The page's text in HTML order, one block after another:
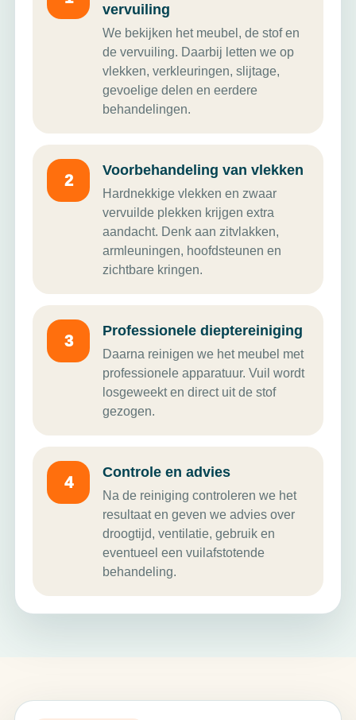
vervuiling
We bekijken het meubel, de stof en
de vervuiling. Daarbij letten we op
vlekken, verkleuringen, slijtage,
gevoelige delen en eerdere
behandelingen.
Voorbehandeling van vlekken
Hardnekkige vlekken en zwaar
vervuilde plekken krijgen extra
aandacht. Denk aan zitvlakken,
armleuningen, hoofdsteunen en
zichtbare kringen.
Professionele dieptereiniging
Daarna reinigen we het meubel met
professionele apparatuur. Vuil wordt
losgeweekt en direct uit de stof
gezogen.
Controle en advies
Na de reiniging controleren we het
resultaat en geven we advies over
droogtijd, ventilatie, gebruik en
eventueel een vuilafstotende
behandeling.